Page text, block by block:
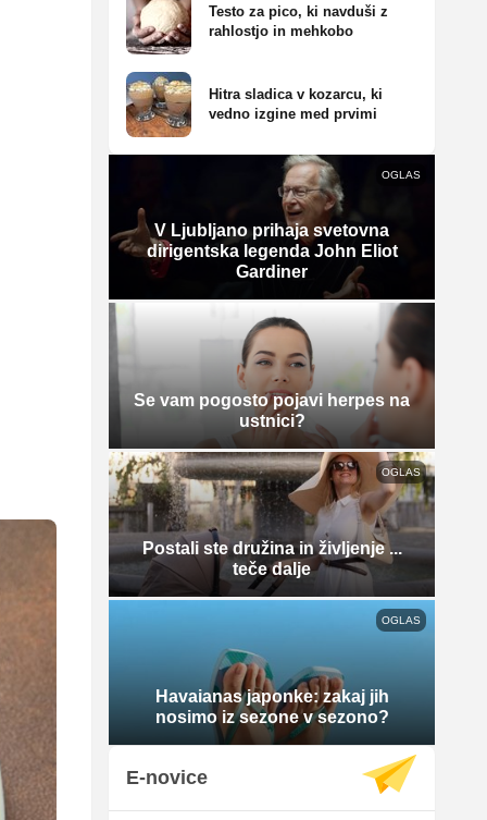
Testo za pico, ki navduši z
rahlostjo in mehkobo
Hitra sladica v kozarcu, ki
vedno izgine med prvimi
OGLAS
V Ljubljano prihaja svetovna
dirigentska legenda John Eliot
Gardiner
Se vam pogosto pojavi herpes na
ustnici?
OGLAS
Postali ste družina in življenje ...
teče dalje
OGLAS
Havaianas japonke: zakaj jih
nosimo iz sezone v sezono?
E-novice